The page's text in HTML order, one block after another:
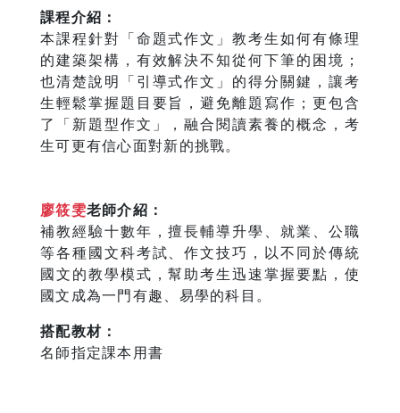
課程介紹：
本課程針對「命題式作文」教考生如何有條理
的建築架構，有效解決不知從何下筆的困境；
也清楚說明「引導式作文」的得分關鍵，讓考
生輕鬆掌握題目要旨，避免離題寫作；更包含
了「新題型作文」，融合閱讀素養的概念，考
生可更有信心面對新的挑戰。
廖筱雯老師介紹：
補教經驗十數年，擅長輔導升學、就業、公職
等各種國文科考試、作文技巧，以不同於傳統
國文的教學模式，幫助考生迅速掌握要點，使
國文成為一門有趣、易學的科目。
搭配教材：
名師指定課本用書